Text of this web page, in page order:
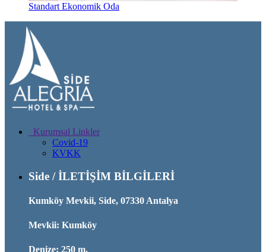
Standart Ekonomik Oda
Kurumsal Linkler
Covid-19
KVKK
Side / İLETİŞİM BİLGİLERİ
Kumköy Mevkii, Side, 07330 Antalya
Mevkii: Kumköy
Denize: 250 m.